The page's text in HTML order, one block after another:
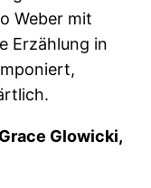
Weber mit
Erzählung in
Glowicki,